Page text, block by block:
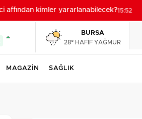
affından kimler yararlanabilecek?15:52
BURSA
28° HAFİF YAĞMUR
MAGAZİN SAĞLIK